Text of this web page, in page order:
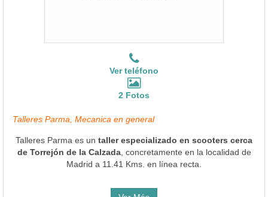
Ver teléfono
2 Fotos
Talleres Parma, Mecanica en general
Talleres Parma es un taller especializado en scooters cerca
de Torrejón de la Calzada, concretamente en la localidad de
Madrid a 11.41 Kms. en línea recta.